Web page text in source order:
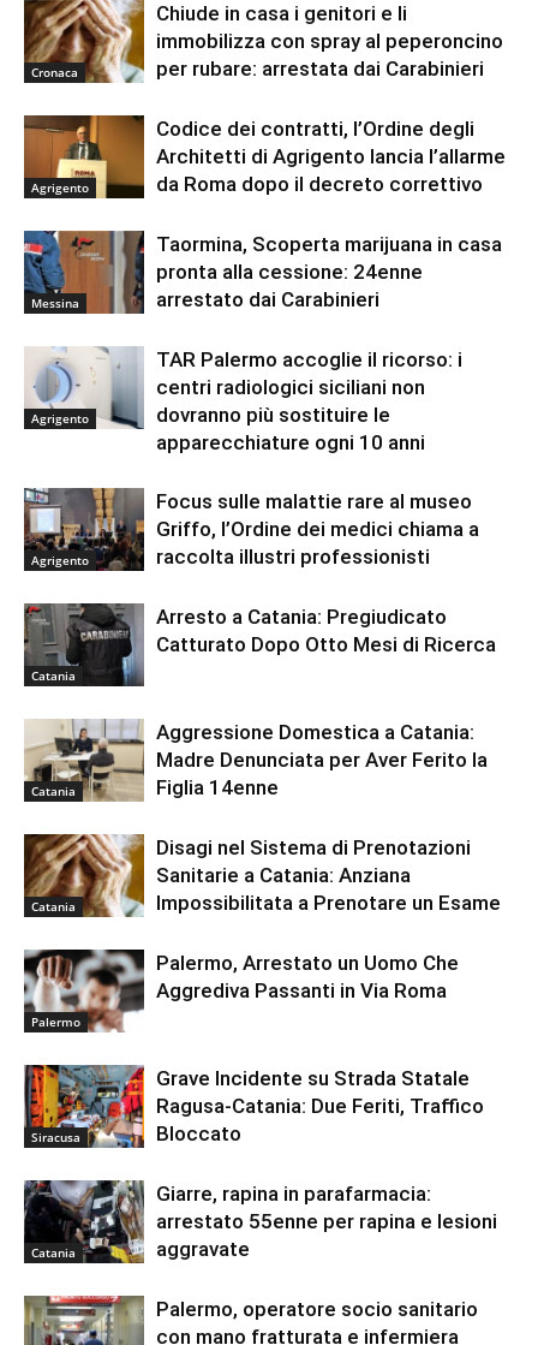
Cronaca
Chiude in casa i genitori e li
immobilizza con spray al peperoncino
per rubare: arrestata dai Carabinieri
Agrigento
Codice dei contratti, l’Ordine degli
Architetti di Agrigento lancia l’allarme
da Roma dopo il decreto correttivo
Messina
Taormina, Scoperta marijuana in casa
pronta alla cessione: 24enne
arrestato dai Carabinieri
Agrigento
TAR Palermo accoglie il ricorso: i
centri radiologici siciliani non
dovranno più sostituire le
apparecchiature ogni 10 anni
Agrigento
Focus sulle malattie rare al museo
Griffo, l’Ordine dei medici chiama a
raccolta illustri professionisti
Catania
Arresto a Catania: Pregiudicato
Catturato Dopo Otto Mesi di Ricerca
Catania
Aggressione Domestica a Catania:
Madre Denunciata per Aver Ferito la
Figlia 14enne
Catania
Disagi nel Sistema di Prenotazioni
Sanitarie a Catania: Anziana
Impossibilitata a Prenotare un Esame
Palermo
Palermo, Arrestato un Uomo Che
Aggrediva Passanti in Via Roma
Siracusa
Grave Incidente su Strada Statale
Ragusa-Catania: Due Feriti, Traffico
Bloccato
Catania
Giarre, rapina in parafarmacia:
arrestato 55enne per rapina e lesioni
aggravate
Palermo, operatore socio sanitario
con mano fratturata e infermiera